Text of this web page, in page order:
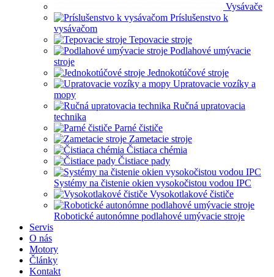
Vysávače
Príslušenstvo k
vysávačom
Tepovacie stroje
Podlahové umývacie
stroje
Jednokotúčové stroje
Upratovacie vozíky a
mopy
Ručná upratovacia
technika
Parné čističe
Zametacie stroje
Čistiaca chémia
Čistiace pady
Systémy na čistenie okien vysokočistou vodou IPC
Vysokotlakové čističe
Robotické autonómne podlahové umývacie stroje
Servis
O nás
Motory
Články
Kontakt